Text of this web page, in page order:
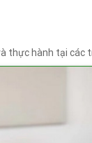
thực hành tại